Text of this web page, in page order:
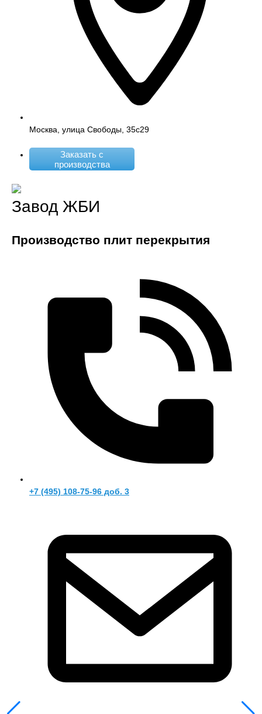
Москва, улица Свободы, 35с29
Заказать с
производства
Завод ЖБИ
Производство плит перекрытия
+7 (495) 108-75-96 доб. 3